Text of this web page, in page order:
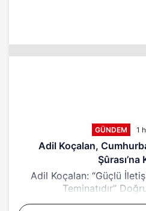
GÜNDEM 1
Adil Koçalan,
Şûrası’na
Adil Koçalan: “Güçlü
Teminatıdır”